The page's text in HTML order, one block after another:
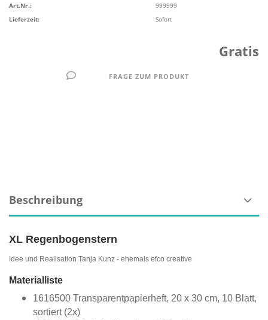
Art.Nr.:
999999
Lieferzeit:
Sofort
Gratis
FRAGE ZUM PRODUKT
Beschreibung
XL Regenbogenstern
Idee und Realisation Tanja Kunz - ehemals efco creative
Materialliste
1616500 Transparentpapierheft, 20 x 30 cm, 10 Blatt,
sortiert (2x)